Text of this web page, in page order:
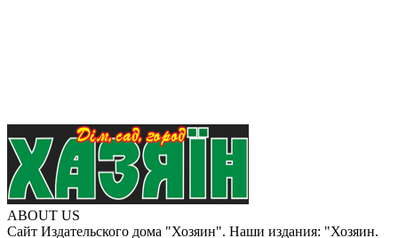
ABOUT US
Сайт Издательского дома "Хозяин". Наши издания: "Хозяин.